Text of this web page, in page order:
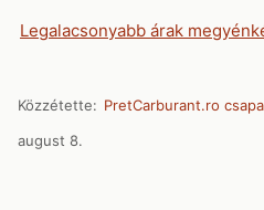
Legalacsonyabb árak
Közzétette: PretCarburant.ro
august 8.